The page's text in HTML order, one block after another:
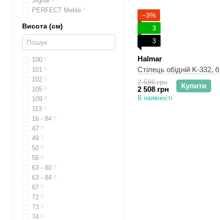
−3%
3
3
Halmar
Стілець обідній K-332,
2 586 грн
2 508 грн Купити
В наявності
PERFECT Meble 0
Висота (см)
100 0
101 0
102 0
105 0
109 0
113 0
16 - 84 0
47 0
49 0
50 0
56 0
63 - 80 0
63 - 84 0
67 0
72 0
73 0
74 0